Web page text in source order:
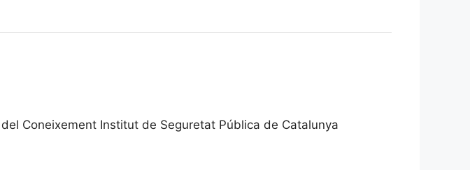
Coneixement Institut de Seguretat Pública de Catalunya